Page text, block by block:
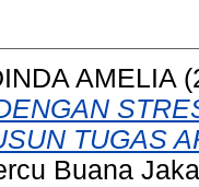
AMELIA
TUGAS
Buana